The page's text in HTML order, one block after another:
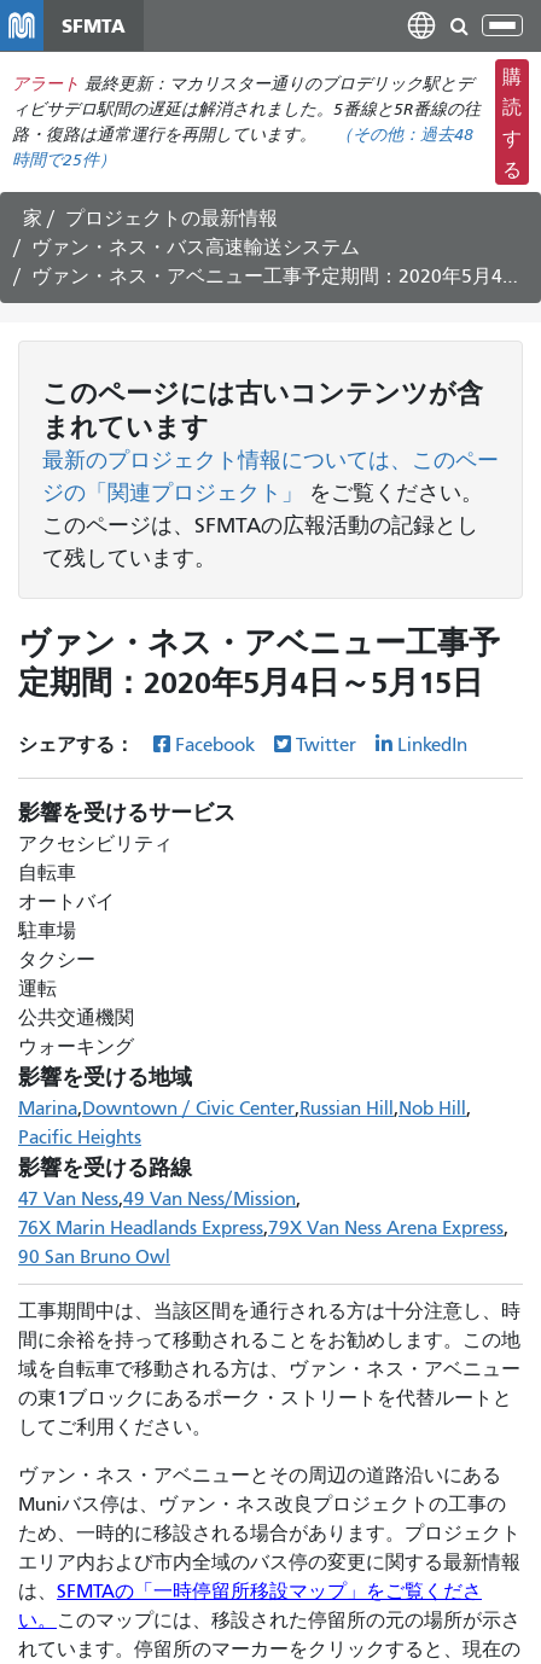
ン
コ
ン
ン
ツ
に
移
動
SFMTA
ナ
ビ
ゲ
ー
シ
ョ
切
り
替
アラート 最終更新：マカリスター通りのブロデリック駅とデ
ィビサデロ駅間の遅延は解消されました。5番線と5R番線の往
路・復路は通常運行を再開しています。
（その他： 過去48
時間で25件）
購
読
す
る
家
プロジェクトの最新情報
ヴァン・ネス・バス高速輸送システム
ヴァン・ネス・アベニュー工事予定期間：2020年5月4日～5月15日
このページには古いコンテンツが含
まれています
最新のプロジェクト情報については、このペー
ジの「関連プロジェクト」
をご覧ください。
このページは、SFMTAの広報活動の記録とし
て残しています。
ヴァン・ネス・アベニュー工事予
定期間：2020年5月4日～5月15日
シェアする： Facebook Twitter LinkedIn
影響を受けるサービス
アクセシビリティ
自転車
オートバイ
駐車場
タクシー
運転
公共交通機関
ウォーキング
影響を受ける地域
Marina Downtown / Civic Center Russian Hill
Nob Hill
Pacific Heights
影響を受ける路線
47 Van Ness 49 Van Ness/Mission
76X Marin Headlands Express 79X Van Ness Arena Express
90 San Bruno Owl
工事期間中は、当該区間を通行される方は十分注意し、時
間に余裕を持って移動されることをお勧めします。この地
域を自転車で移動される方は、ヴァン・ネス・アベニュー
の東1ブロックにあるポーク・ストリートを代替ルートと
してご利用ください。
ヴァン・ネス・アベニューとその周辺の道路沿いにある
Muniバス停は、ヴァン・ネス改良プロジェクトの工事の
ため、一時的に移設される場合があります。プロジェクト
エリア内および市内全域のバス停の変更に関する最新情報
は、 SFMTAの「一時停留所移設マップ」をご覧くださ
い。
このマップには、移設された停留所の元の場所が示さ
れています。停留所のマーカーをクリックすると、現在の